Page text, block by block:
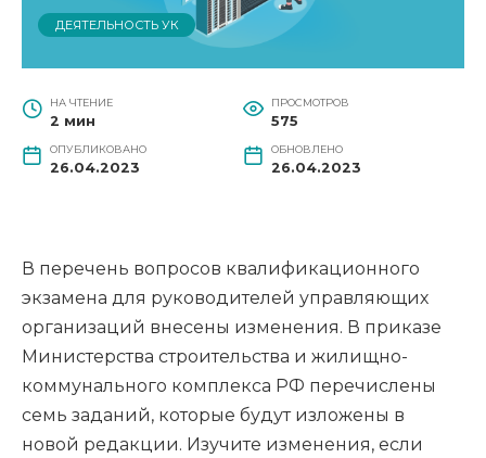
ДЕЯТЕЛЬНОСТЬ УК
НА ЧТЕНИЕ
2 мин
ПРОСМОТРОВ
575
ОПУБЛИКОВАНО
26.04.2023
ОБНОВЛЕНО
26.04.2023
В перечень вопросов квалификационного
экзамена для руководителей управляющих
организаций внесены изменения. В приказе
Министерства строительства и жилищно-
коммунального комплекса РФ перечислены
семь заданий, которые будут изложены в
новой редакции. Изучите изменения, если